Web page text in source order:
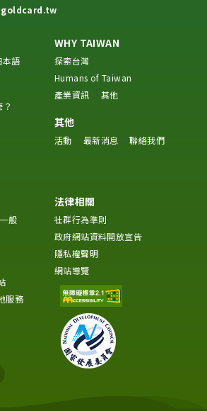
本語
WHY TAIWAN
探索台灣
Humans of Taiwan
產業資訊
其他
其他
活動 最新消息 聯絡我們
一般
服務
法律相關
社群行為準則
政府網站資料開放宣告
隱私權聲明
網站導覽